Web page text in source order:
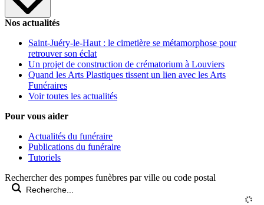
Nos actualités
Saint-Juéry-le-Haut : le cimetière se métamorphose pour
retrouver son éclat
Un projet de construction de crématorium à Louviers
Quand les Arts Plastiques tissent un lien avec les Arts
Funéraires
Voir toutes les actualités
Pour vous aider
Actualités du funéraire
Publications du funéraire
Tutoriels
Rechercher des pompes funèbres par ville ou code postal